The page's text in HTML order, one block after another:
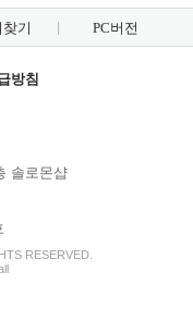
기 PC버전
방침
솔로몬샵
RESERVED.